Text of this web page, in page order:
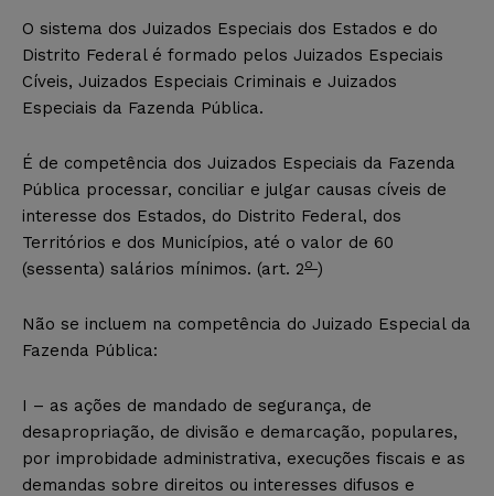
O sistema dos Juizados Especiais dos Estados e do
Distrito Federal é formado pelos Juizados Especiais
Cíveis, Juizados Especiais Criminais e Juizados
Especiais da Fazenda Pública.
É de competência dos Juizados Especiais da Fazenda
Pública processar, conciliar e julgar causas cíveis de
interesse dos Estados, do Distrito Federal, dos
Territórios e dos Municípios, até o valor de 60
(sessenta) salários mínimos. (art. 2o )
Não se incluem na competência do Juizado Especial da
Fazenda Pública:
I – as ações de mandado de segurança, de
desapropriação, de divisão e demarcação, populares,
por improbidade administrativa, execuções fiscais e as
demandas sobre direitos ou interesses difusos e